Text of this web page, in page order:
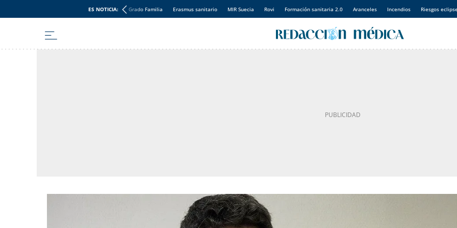
ES NOTICIA: Grado Familia Erasmus sanitario MIR Suecia Rovi Formación sanitaria 2.0 Aranceles Incendios Riesgos